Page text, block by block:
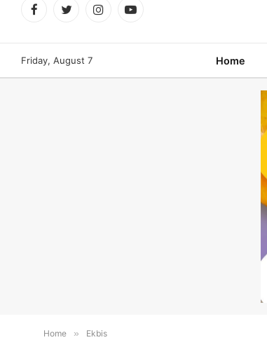
FacebookTwitterInstagramYouTube
Friday, August 7 Home
Home » Ekbis